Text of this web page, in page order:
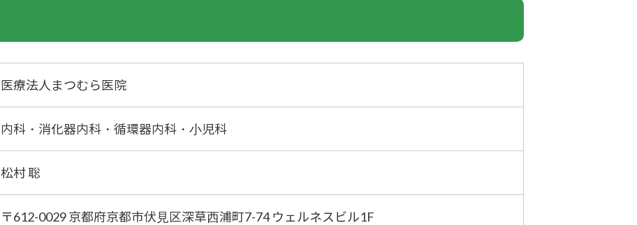
医療法人まつむら医院
内科・消化器内科・循環器内科・⼩児科
松村 聡
〒612-0029 京都府京都市伏⾒区深草⻄浦町7-74 ウェルネスビル1F